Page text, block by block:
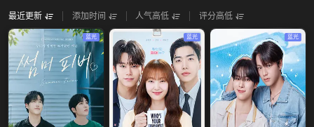
最近更新 添加时间 人气高低 评分高低
蓝光 蓝光 蓝光